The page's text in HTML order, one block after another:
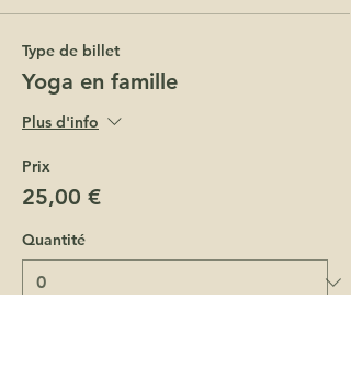
Type de billet
Yoga en famille
Plus d'info
Prix
25,00 €
Quantité